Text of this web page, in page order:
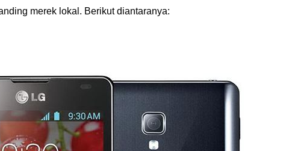
merek lokal. Berikut diantaranya: